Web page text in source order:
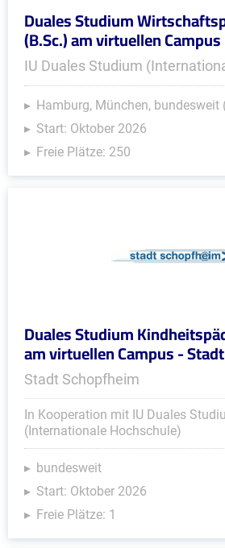
Duales Studium
(B.Sc.) am virtuellen Campus
IU Duales Studium
Hamburg, München, bundesweit
Start: Oktober 2026
Freie Plätze: 250
Duales Studium
am virtuellen Campus -
Stadt Schopfheim
In Kooperation mit IU Duales
(Internationale Hochschule)
bundesweit
Start: Oktober 2026
Freie Plätze: 1